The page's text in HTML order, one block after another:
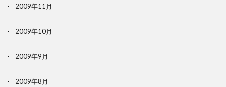
2009年11月
2009年10月
2009年9月
2009年8月